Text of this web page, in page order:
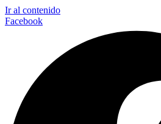
Ir al contenido
Facebook